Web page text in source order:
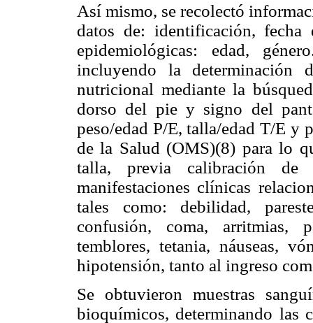
Así mismo, se recolectó
datos de: identificación, fecha
epidemiológicas: edad,
incluyendo la determinación
nutricional mediante la
dorso del pie y signo del
peso/edad P/E, talla/edad T/E y
de la Salud (OMS)(8) para lo
talla, previa calibración de
manifestaciones clínicas
tales como: debilidad,
confusión, coma, arritmias,
temblores, tetania, náuseas,
hipotensión, tanto al ingreso
Se obtuvieron muestras
bioquímicos, determinando las